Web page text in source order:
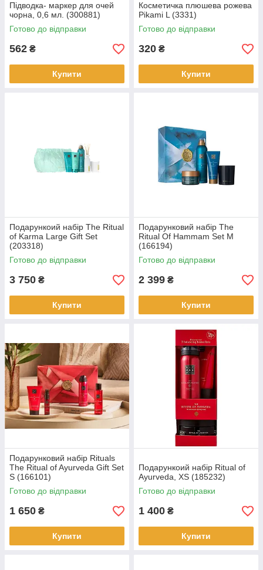
Підводка- маркер для очей
чорна, 0,6 мл. (300881)
Готово до відправки
562 ₴
Купити
Косметичка плюшева рожева
Pikami L (3331)
Готово до відправки
320 ₴
Купити
Подарункоий набір The Ritual
of Karma Large Gift Set
(203318)
Готово до відправки
3 750 ₴
Купити
Подарунковий набір The
Ritual Of Hammam Set М
(166194)
Готово до відправки
2 399 ₴
Купити
Подарунковий набір Rituals
The Ritual of Ayurveda Gift Set
S (166101)
Готово до відправки
1 650 ₴
Купити
Подарункоий набір Ritual of
Ayurveda, XS (185232)
Готово до відправки
1 400 ₴
Купити